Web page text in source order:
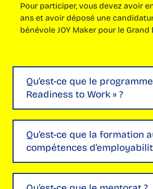
Pour participer, vous devez avoir
ans et avoir déposé une
bénévole JOY Maker pour le Grand
Qu’est-ce que le
Readiness to Work » ?
d’employabilité conçu pour aider
bénévoles à développer les
confiance et les connaissances
pour accéder à un emploi. Ce
Qu’est-ce que la formation
compétences